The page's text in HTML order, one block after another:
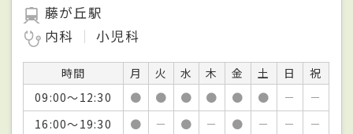
藤が丘駅
内科
小児科
時間 月 火 水 木 金 土 日
祝
09:00～12:30
● ● ● ● ● ● －
－
16:00～19:30
● － ● － ● － － －